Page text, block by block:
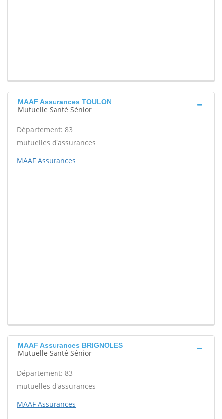
MAAF Assurances TOULON
Mutuelle Santé Sénior
Département: 83
mutuelles d'assurances
MAAF Assurances
MAAF Assurances BRIGNOLES
Mutuelle Santé Sénior
Département: 83
mutuelles d'assurances
MAAF Assurances